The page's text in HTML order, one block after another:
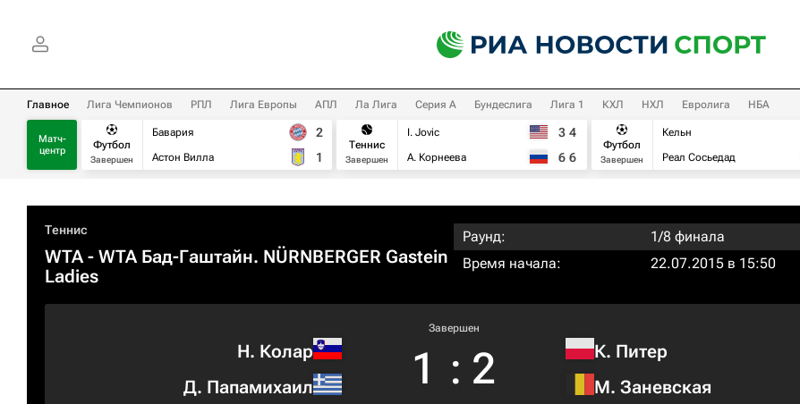
Главное Лига Чемпионов РПЛ Лига Европы АПЛ Ла Лига Серия А Бундеслига Лига 1 КХЛ НХЛ Евролига НБА
Матч-
центр
Футбол
Завершен
Бавария
Астон Вилла
2
1
Теннис
Завершен
I. Jovic
А. Корнеева
3 4
6 6
Футбол
Завершен
Кельн
Реал Сосьедад
Теннис
WTA- WTA Бад-Гаштайн. NÜRNBERGER Gastein
Ladies
Раунд:
1/8 финала
Время начала:
22.07.2015 в 15:50
Н. Колар
Д. Папамихаил
Завершен
1 : 2
К. Питер
М. Заневская